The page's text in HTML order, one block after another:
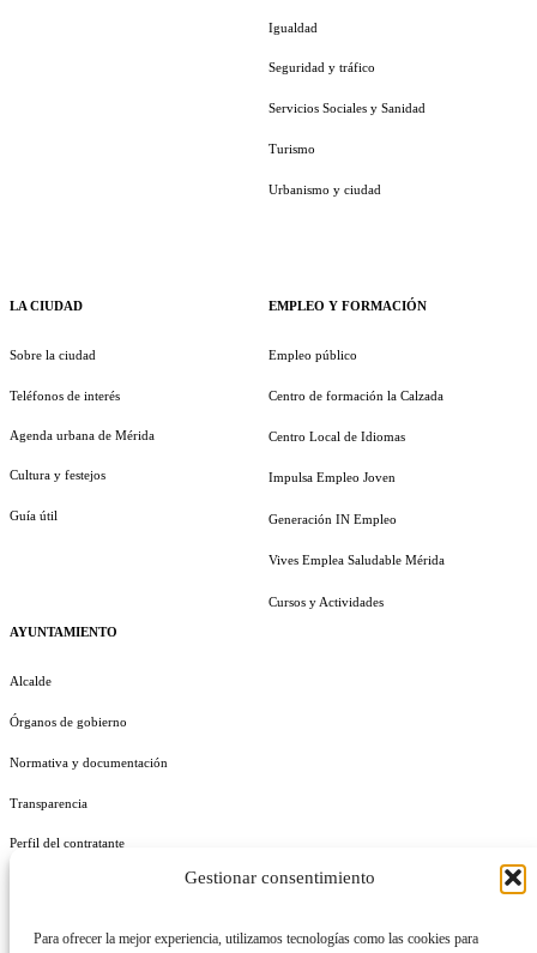
Gestionar consentimiento
Para ofrecer la mejor experiencia, utilizamos tecnologías como las cookies para
LA CIUDAD
Sobre la ciudad
Teléfonos de interés
Agenda urbana de Mérida
Cultura y festejos
Guía útil
AYUNTAMIENTO
Alcalde
Órganos de gobierno
Normativa y documentación
Transparencia
Perfil del contratante
Igualdad
Seguridad y tráfico
Servicios Sociales y Sanidad
Turismo
Urbanismo y ciudad
EMPLEO Y FORMACIÓN
Empleo público
Centro de formación la Calzada
Centro Local de Idiomas
Impulsa Empleo Joven
Generación IN Empleo
Vives Emplea Saludable Mérida
Cursos y Actividades